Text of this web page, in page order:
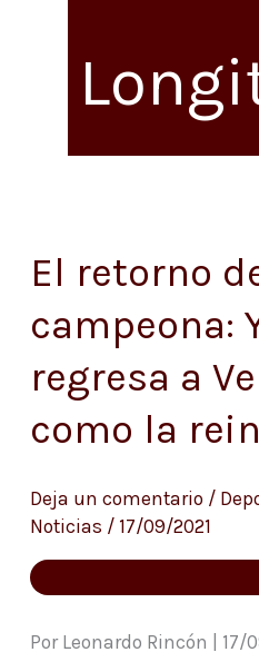
El retorno
campeona:
regresa a
como la
Deja un comentario /
Noticias / 17/09/2021
Por Leonardo Rincón | 17/
El
de
la
campeona:
Yulimar
como
reina